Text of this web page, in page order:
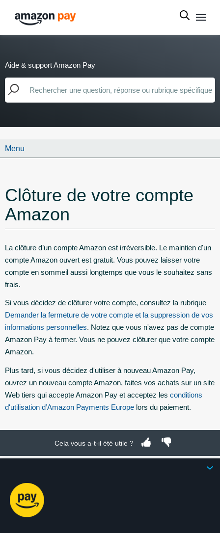
Aide & support Amazon Pay
Menu
Clôture de votre compte
Amazon
La clôture d’un compte Amazon est irréversible. Le maintien d'un
compte Amazon ouvert est gratuit. Vous pouvez laisser votre
compte en sommeil aussi longtemps que vous le souhaitez sans
frais.
Si vous décidez de clôturer votre compte, consultez la rubrique
Demander la fermeture de votre compte et la suppression de vos
informations personnelles. Notez que vous n'avez pas de compte
Amazon Pay à fermer. Vous ne pouvez clôturer que votre compte
Amazon.
Plus tard, si vous décidez d'utiliser à nouveau Amazon Pay,
ouvrez un nouveau compte Amazon, faites vos achats sur un site
Web tiers qui accepte Amazon Pay et acceptez les conditions
d'utilisation d’Amazon Payments Europe lors du paiement.
Cela vous a-t-il été utile ?